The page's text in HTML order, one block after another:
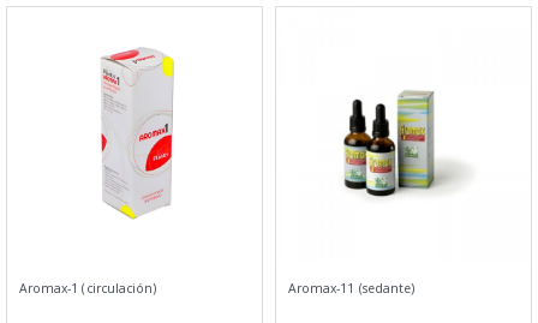
Aromax-1 (circulación) Aromax-11 (sedante)